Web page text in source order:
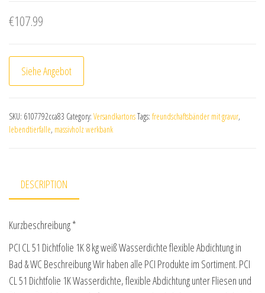
€107.99
Siehe Angebot
SKU: 6107792cca83 Category: VersandkartonsTags: freundschaftsbänder mit gravur,
lebendtierfalle, massivholz werkbank
DESCRIPTION
Kurzbeschreibung *
PCI CL 51 Dichtfolie 1K 8 kg weiß Wasserdichte flexible Abdichtung in
Bad & WC Beschreibung Wir haben alle PCI Produkte im Sortiment. PCI
CL 51 Dichtfolie 1K Wasserdichte, flexible Abdichtung unter Fliesen und